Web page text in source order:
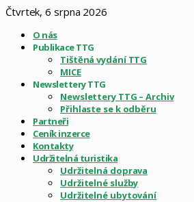
Čtvrtek, 6 srpna 2026
O nás
Publikace TTG
Tištěná vydání TTG
MICE
Newslettery TTG
Newslettery TTG – Archiv
Přihlaste se k odběru
Partneři
Ceník inzerce
Kontakty
Udržitelná turistika
Udržitelná doprava
Udržitelné služby
Udržitelné ubytování